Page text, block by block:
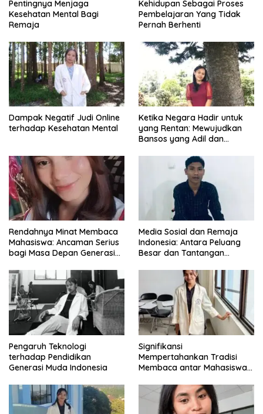
Pentingnya Menjaga
Kesehatan Mental Bagi
Remaja
Kehidupan Sebagai Proses
Pembelajaran Yang Tidak
Pernah Berhenti
Dampak Negatif Judi Online
terhadap Kesehatan Mental
Ketika Negara Hadir untuk
yang Rentan: Mewujudkan
Bansos yang Adil dan
Rendahnya Minat Membaca
Mahasiswa: Ancaman Serius
bagi Masa Depan Generasi
Media Sosial dan Remaja
Indonesia: Antara Peluang
Besar dan Tantangan
Pengaruh Teknologi
terhadap Pendidikan
Generasi Muda Indonesia
Signifikansi
Mempertahankan Tradisi
Membaca antar Mahasiswa